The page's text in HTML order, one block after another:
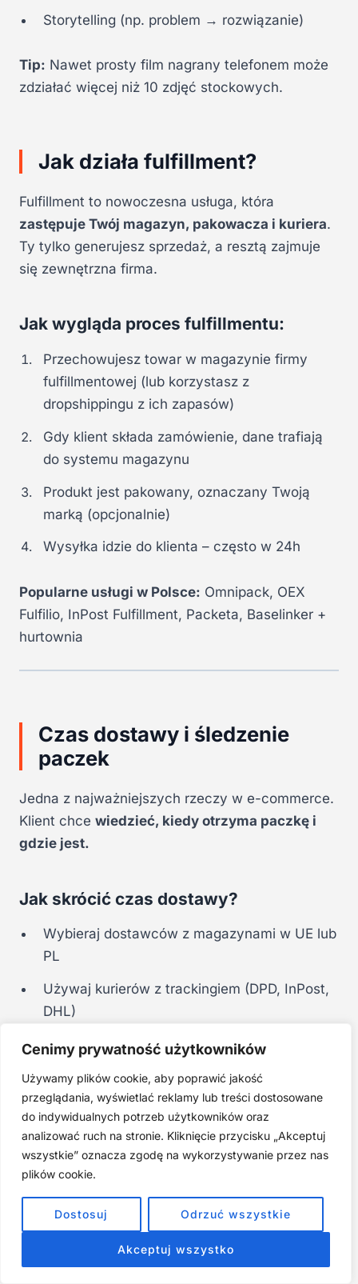
Cenimy prywatność użytkowników
Używamy plików cookie, aby poprawić jakość
przeglądania, wyświetlać reklamy lub treści dostosowane
do indywidualnych potrzeb użytkowników oraz
analizować ruch na stronie. Kliknięcie przycisku „Akceptuj
wszystkie” oznacza zgodę na wykorzystywanie przez nas
plików cookie.
Dostosuj Odrzuć wszystkie
Akceptuj wszystko
Storytelling (np. problem → rozwiązanie)
Tip: Nawet prosty film nagrany telefonem może
zdziałać więcej niż 10 zdjęć stockowych.
Jak działa fulfillment?
Fulfillment to nowoczesna usługa, która
zastępuje Twój magazyn, pakowacza i kuriera.
Ty tylko generujesz sprzedaż, a resztą zajmuje
się zewnętrzna firma.
Jak wygląda proces fulfillmentu:
Przechowujesz towar w magazynie firmy
fulfillmentowej (lub korzystasz z
dropshippingu z ich zapasów)
Gdy klient składa zamówienie, dane trafiają
do systemu magazynu
Produkt jest pakowany, oznaczany Twoją
marką (opcjonalnie)
Wysyłka idzie do klienta – często w 24h
Popularne usługi w Polsce: Omnipack, OEX
Fulfilio, InPost Fulfillment, Packeta, Baselinker +
hurtownia
Czas dostawy i śledzenie
paczek
Jedna z najważniejszych rzeczy w e-commerce.
Klient chce wiedzieć, kiedy otrzyma paczkę i
gdzie jest.
Jak skrócić czas dostawy?
Wybieraj dostawców z magazynami w UE lub
PL
Używaj kurierów z trackingiem (DPD, InPost,
DHL)
Automatycznie przesyłaj tracking e-
Nie ukrywaj informacji o czasie dostawy
Wskazówka:Klienci akceptują 2–5 dni
roboczych, jeśli są o tym uprzedzeni i mogą